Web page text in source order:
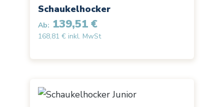
Schaukelhocker
Ab: 139,51 €
168,81 € inkl. MwSt